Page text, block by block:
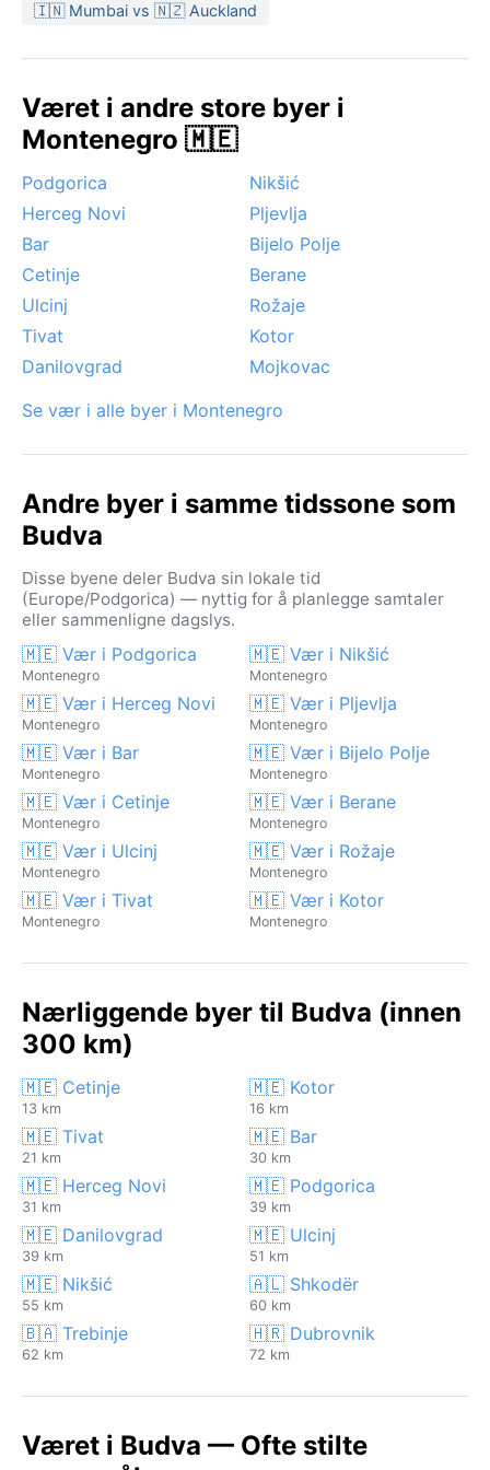
kalde bura-vinden som tidvis feier ned fra fjellene om
bringe regn og urolig sjø. Snø er svært sjelden, bare
🇮🇳 Mumbai vs 🇳🇿 Auckland
Været i andre store byer i
Montenegro 🇲🇪
Podgorica
Nikšić
Herceg Novi
Pljevlja
Bar
Bijelo Polje
Cetinje
Berane
Ulcinj
Rožaje
Tivat
Kotor
Danilovgrad
Mojkovac
Se vær i alle byer i Montenegro
Andre byer i samme tidssone som
Budva
Disse byene deler Budva sin lokale tid
(Europe/Podgorica) — nyttig for å planlegge samtaler
eller sammenligne dagslys.
🇲🇪 Vær i Podgorica
Montenegro
🇲🇪 Vær i Nikšić
Montenegro
🇲🇪 Vær i Herceg Novi
Montenegro
🇲🇪 Vær i Pljevlja
Montenegro
🇲🇪 Vær i Bar
Montenegro
🇲🇪 Vær i Bijelo Polje
Montenegro
🇲🇪 Vær i Cetinje
Montenegro
🇲🇪 Vær i Berane
Montenegro
🇲🇪 Vær i Ulcinj
Montenegro
🇲🇪 Vær i Rožaje
Montenegro
🇲🇪 Vær i Tivat
Montenegro
🇲🇪 Vær i Kotor
Montenegro
Nærliggende byer til Budva (innen
300 km)
🇲🇪 Cetinje
13 km
🇲🇪 Kotor
16 km
🇲🇪 Tivat
21 km
🇲🇪 Bar
30 km
🇲🇪 Herceg Novi
31 km
🇲🇪 Podgorica
39 km
🇲🇪 Danilovgrad
39 km
🇲🇪 Ulcinj
51 km
🇲🇪 Nikšić
55 km
🇦🇱 Shkodër
60 km
🇧🇦 Trebinje
62 km
🇭🇷 Dubrovnik
72 km
Været i Budva — Ofte stilte